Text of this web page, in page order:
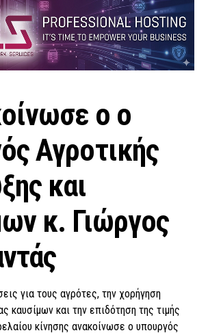
ο ο
Αγροτικής
και
κ. Γιώργος
για τους αγρότες, την χορήγηση
καυσίμων και την επιδότηση της τιμής
κίνησης ανακοίνωσε ο υπουργός